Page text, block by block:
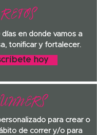
RETOS
en donde vamos a
tonificar y fortalecer.
hoy
para crear o
de correr y/o para